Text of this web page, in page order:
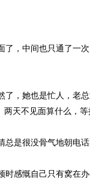
，中间也只通了一
，她也是忙人，老
天不见面算什么，
是很没骨气地朝电
感慨自己只有窝在